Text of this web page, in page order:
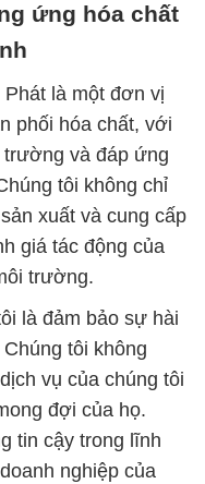
ứng hóa chất
là một đơn vị
phối hóa chất, với
trường và đáp ứng
tôi không chỉ
xuất và cung cấp
giá tác động của
trường.
là đảm bảo sự hài
tôi không
vụ của chúng tôi
đợi của họ.
tin cậy trong lĩnh
nghiệp của